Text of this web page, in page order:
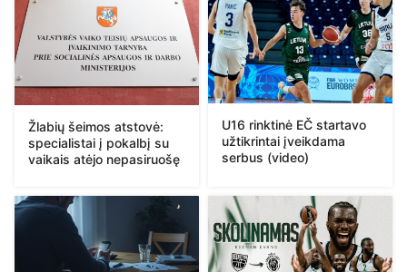
Žlabių šeimos atstovė:
specialistai į pokalbį su
vaikais atėjo nepasiruošę
U16 rinktinė EČ startavo
užtikrintai įveikdama
serbus (video)